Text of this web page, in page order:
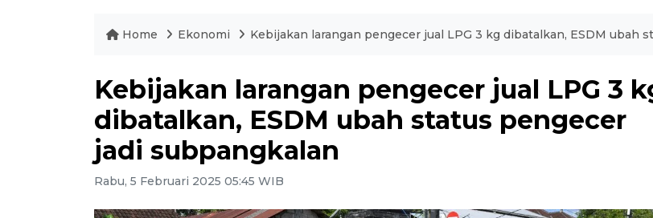
Home Ekonomi Kebijakan larangan pengecer jual LPG 3 kg dibatalkan, ESDM ubah
Kebijakan larangan pengecer jual LPG 3
dibatalkan, ESDM ubah status pengecer
jadi subpangkalan
Rabu, 5 Februari 2025 05:45 WIB